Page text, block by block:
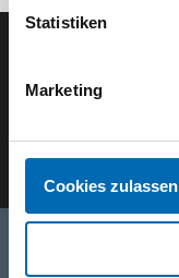
Statistiken
Marketing
Cookies zulassen